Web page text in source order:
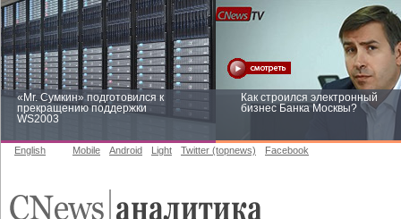
«Mr. Сумкин» подготовился к
прекращению поддержки
WS2003
Как строился электронный
бизнес Банка Москвы?
English Mobile Android Light Twitter (topnews) Facebook